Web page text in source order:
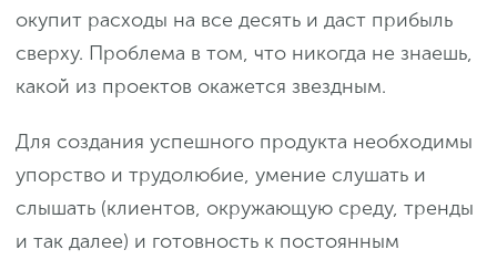
окупит расходы на все десять и даст прибыль
сверху. Проблема в том, что никогда не знаешь,
какой из проектов окажется звездным.
Для создания успешного продукта необходимы
упорство и трудолюбие, умение слушать и
слышать (клиентов, окружающую среду, тренды
и так далее) и готовность к постоянным